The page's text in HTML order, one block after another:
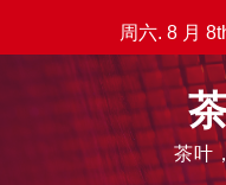
至
周六. 8 月
茶叶